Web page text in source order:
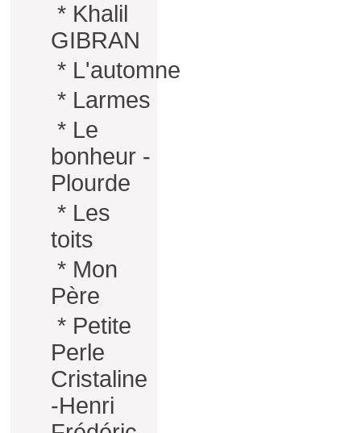
* Khalil
GIBRAN
* L'automne
* Larmes
* Le
bonheur -
Plourde
* Les
toits
* Mon
Père
* Petite
Perle
Cristaline
-Henri